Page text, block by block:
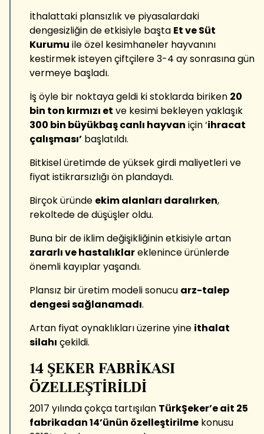
İthalattaki plansızlık ve piyasalardaki
dengesizliğin de etkisiyle başta Et ve Süt
Kurumu ile özel kesimhaneler hayvanını
kestirmek isteyen çiftçilere 3-4 ay sonrasına gün
vermeye başladı.
İş öyle bir noktaya geldi ki stoklarda biriken 20
bin ton kırmızı et ve kesimi bekleyen yaklaşık
300 bin büyükbaş canlı hayvan için ‘ihracat
çalışması’ başlatıldı.
Bitkisel üretimde de yüksek girdi maliyetleri ve
fiyat istikrarsızlığı ön plandaydı.
Birçok üründe ekim alanları daralırken,
rekoltede de düşüşler oldu.
Buna bir de iklim değişikliğinin etkisiyle artan
zararlı ve hastalıklareklenince ürünlerde
önemli kayıplar yaşandı.
Plansız bir üretim modeli sonucu arz-talep
dengesi sağlanamadı.
Artan fiyat oynaklıkları üzerine yine ithalat
silahı çekildi.
14 ŞEKER FABRİKASI
ÖZELLEŞTİRİLDİ
2017 yılında çokça tartışılan TürkŞeker’e ait 25
fabrikadan 14’ünün özelleştirilme konusu